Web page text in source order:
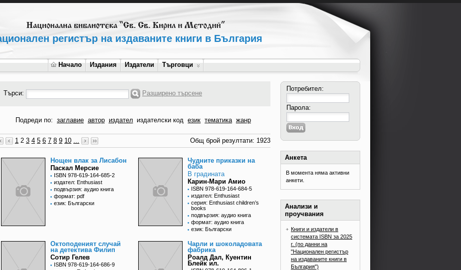
регистър на издаваните книги в България
Начало Издания Издатели Търговци
Търси: Разширено търсене
Подреди по: заглавие автор издател издателски код език тематика жанр
1 2 3 4 5 6 7 8 9 10 ... Общ брой резултати: 1923
Нощен влак за Лисабон
Паскал Мерсие
ISBN 978-619-164-685-2
издател: Enthusiast
подвързия: аудио книга
формат: pdf
език: Български
Чудните приказки на
баба
В градината
Карин-Мари Амио
ISBN 978-619-164-684-5
издател: Enthusiast
серия: Enthusiast children’s
books
подвързия: аудио книга
формат: аудио книга
език: Български
Октоподеният случай
на детектива Филип
Сотир Гелев
ISBN 978-619-164-686-9
Чарли и шоколадовата
фабрика
Роалд Дал, Куентин
Блейк ил.
Потребител:
Парола:
Анкета
В момента няма активни
анкети.
Анализи и
проучвания
Книги и издатели в
системата ISBN за 2025
г. (по данни на
"Национален регистър
на издаваните книги в
България")